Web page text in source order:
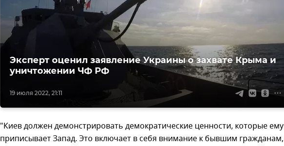
19 июля 2022, 21:11
Эксперт оценил заявление Украины о захвате Крыма и
уничтожении ЧФ РФ
"Киев должен демонстрировать демократические ценности, которые ему
приписывает Запад. Это включает в себя внимание к бывшим гражданам,